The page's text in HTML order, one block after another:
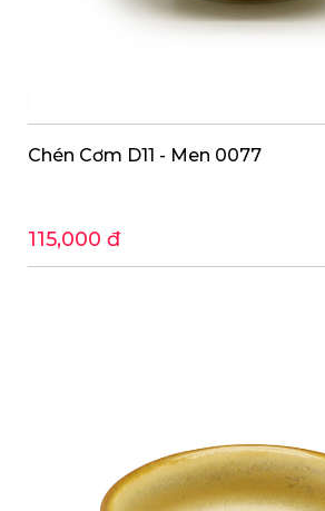
Chén Cơm D11 - Men 0077
115,000 đ